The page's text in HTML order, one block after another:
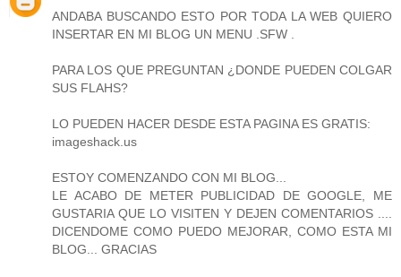
ANDABA BUSCANDO ESTO POR TODA LA WEB QUIERO
INSERTAR EN MI BLOG UN MENU .SFW .
PARA LOS QUE PREGUNTAN ¿DONDE PUEDEN COLGAR
SUS FLAHS?
LO PUEDEN HACER DESDE ESTA PAGINA ES GRATIS:
imageshack.us
ESTOY COMENZANDO CON MI BLOG...
LE ACABO DE METER PUBLICIDAD DE GOOGLE, ME
GUSTARIA QUE LO VISITEN Y DEJEN COMENTARIOS ....
DICENDOME COMO PUEDO MEJORAR, COMO ESTA MI
BLOG... GRACIAS